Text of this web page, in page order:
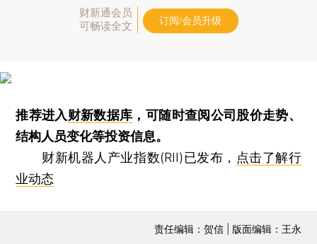
财新通会员
可畅读全文
订阅/会员升级
推荐进入财新数据库 ，可随时查阅公司股价走势、
结构人员变化等投资信息。
财新机器人产业指数(RII)已发布， 点击了解行
业动态
责任编辑：贺信 | 版面编辑：王永